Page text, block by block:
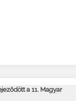
a 11. Magyar